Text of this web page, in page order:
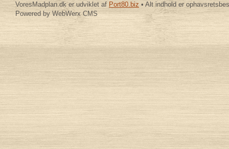
VoresMadplan.dk er udviklet af Port80.biz • Alt indhold er
Powered by WebWerx CMS